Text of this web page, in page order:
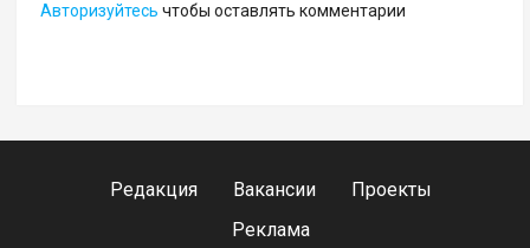
Авторизуйтесь чтобы оставлять комментарии
Редакция Вакансии
Проекты
Реклама